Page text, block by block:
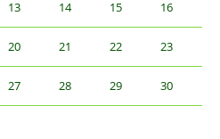
13 14 15 16
20 21 22 23
27 28 29 30